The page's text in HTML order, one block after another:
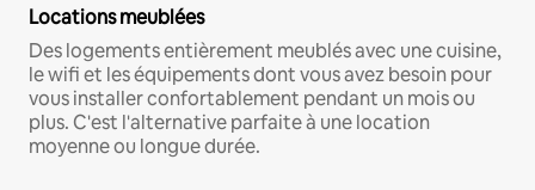
Locations meublées
Des logements entièrement meublés avec une cuisine,
le wifi et les équipements dont vous avez besoin pour
vous installer confortablement pendant un mois ou
plus. C'est l'alternative parfaite à une location
moyenne ou longue durée.